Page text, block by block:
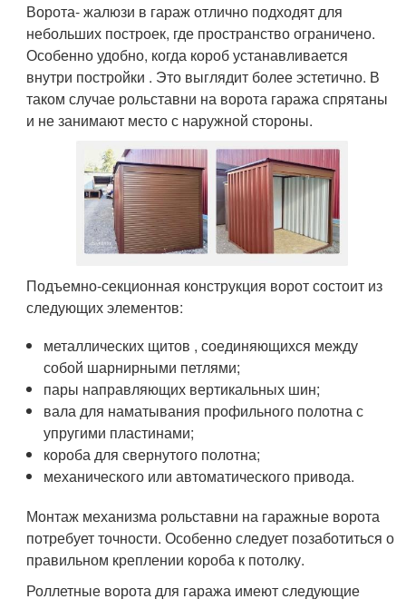
Ворота- жалюзи в гараж отлично подходят для
небольших построек, где пространство ограничено.
Особенно удобно, когда короб устанавливается
внутри постройки . Это выглядит более эстетично. В
таком случае рольставни на ворота гаража спрятаны
и не занимают место с наружной стороны.
Подъемно-секционная конструкция ворот состоит из
следующих элементов:
металлических щитов , соединяющихся между
собой шарнирными петлями;
пары направляющих вертикальных шин;
вала для наматывания профильного полотна с
упругими пластинами;
короба для свернутого полотна;
механического или автоматического привода.
Монтаж механизма рольставни на гаражные ворота
потребует точности. Особенно следует позаботиться о
правильном креплении короба к потолку.
Роллетные ворота для гаража имеют следующие